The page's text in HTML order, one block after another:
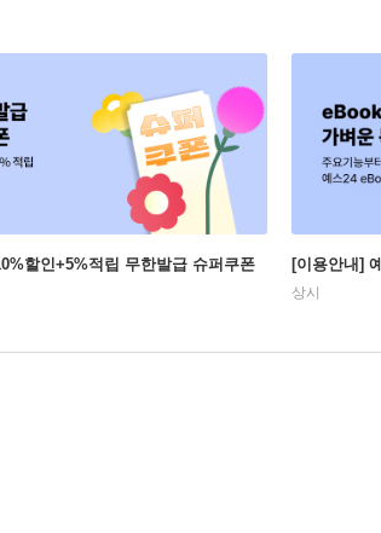
할인+5%적립 무한발급 슈퍼쿠폰 [이용안내]
상시